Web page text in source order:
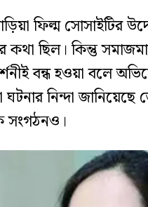
ফিল্ম সোসাইটির
কথা ছিল। কিন্তু
বন্ধ হওয়া বলে
নিন্দা জানিয়েছে
সংগঠনও।